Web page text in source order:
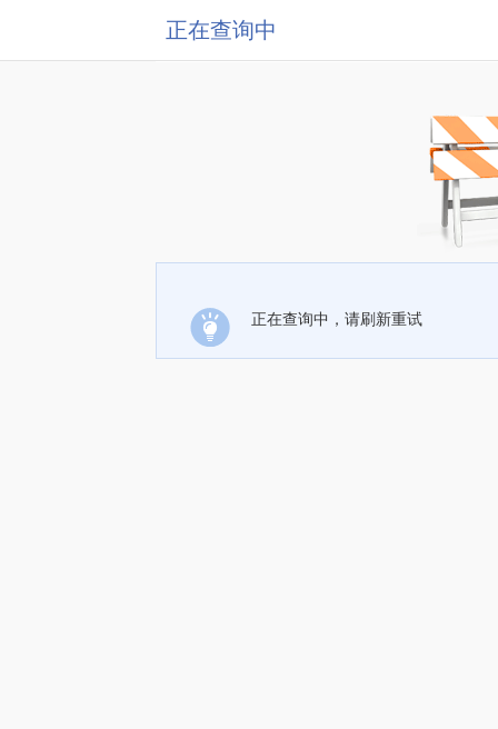
正在查询中
正在查询中，请刷新重试